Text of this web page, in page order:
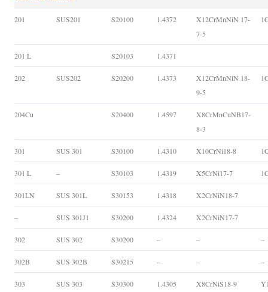
201 SUS201 S20100 1.4372
X12CrMnNiN 17-
7-5
201 L S20103 1.4371
202 SUS202 S20200 1.4373
X12CrMnNiN 18-
9-5
204Cu S20400 1.4597
X8CrMnCuNB17-
8-3
301 SUS 301 S30100 1.4310 X10CrNi18-8
301 L – S30103 1.4319 X5CrNi17-7
301LN SUS 301L S30153 1.4318 X2CrNiN18-7
– SUS 301J1 S30200 1.4324 X2CrNiN17-7
302 SUS 302 S30200 – – –
302B SUS 302B S30215 – – –
303 SUS 303 S30300 1.4305 X8CrNiS18-9